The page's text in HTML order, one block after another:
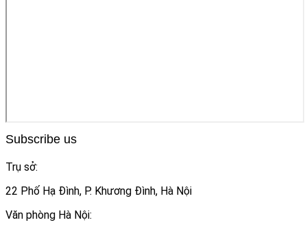
Subscribe us
Trụ sở:
22 Phố Hạ Đình, P. Khương Đình, Hà Nội
Văn phòng Hà Nội: